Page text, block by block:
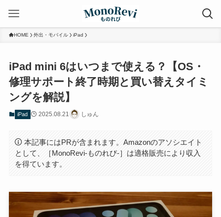
HOME 外出・モバイル iPad
iPad mini 6はいつまで使える？【OS・
修理サポート終了時期と買い替えタイミ
ングを解説】
iPad 2025.08.21 しゅん
本記事にはPRが含まれます。Amazonのアソシエイト
として、［MonoRevi-ものれび-］は適格販売により収入
を得ています。